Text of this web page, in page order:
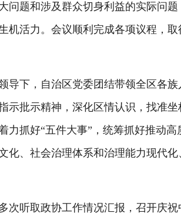
题和涉及群众切身利益的实际问
机活力。会议顺利完成各项议程，
下，自治区党委团结带领全区各族
批示精神，深化区情认识，找准
抓好“五件大事”，统筹抓好推动
、社会治理体系和治理能力现代
听取政协工作情况汇报，召开庆祝